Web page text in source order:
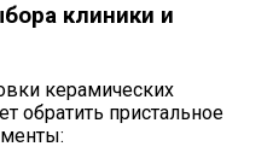
клиники и
керамических
обратить пристальное